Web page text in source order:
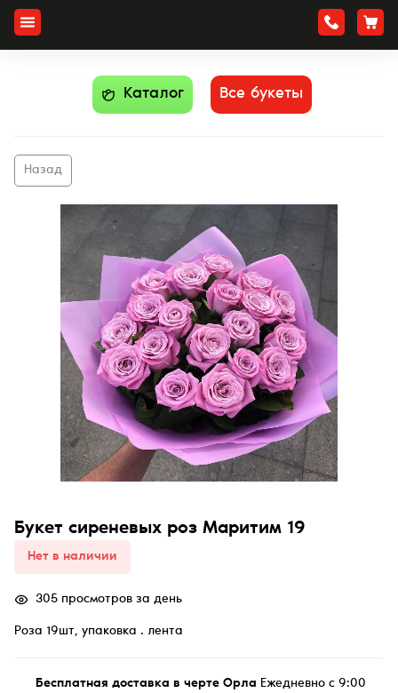
Каталог Все букеты
Назад
Букет сиреневых роз Маритим 19
Нет в наличии
305 просмотров за день
Роза 19шт, упаковка . лента
Бесплатная доставка в черте Орла Ежедневно с 9:00